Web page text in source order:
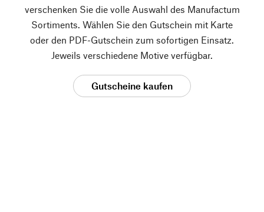
verschenken Sie die volle Auswahl des Manufactum
Sortiments. Wählen Sie den Gutschein mit Karte
oder den PDF-Gutschein zum sofortigen Einsatz.
Jeweils verschiedene Motive verfügbar.
Gutscheine kaufen